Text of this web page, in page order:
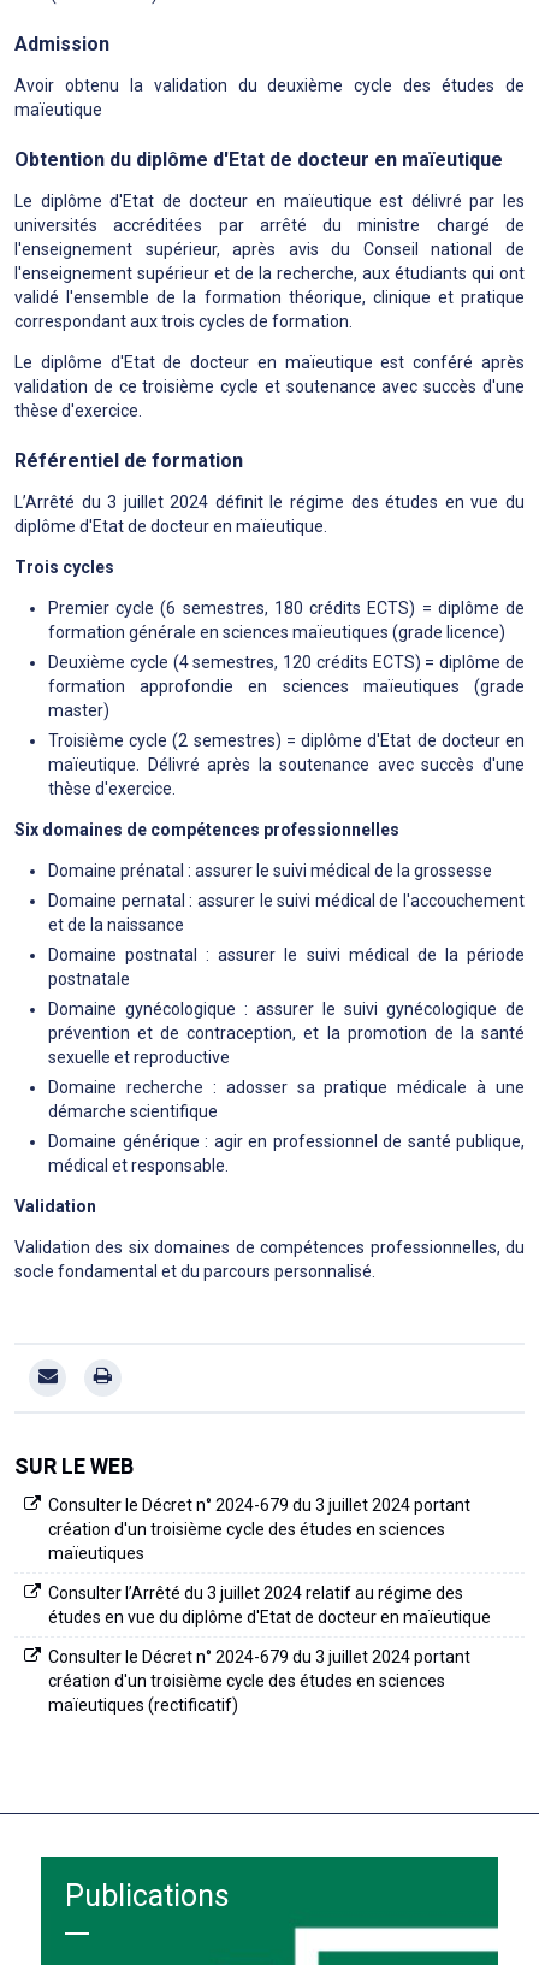
Admission
Avoir obtenu la validation du deuxième cycle des études de
maïeutique
Obtention du diplôme d'Etat de docteur en maïeutique
Le diplôme d'Etat de docteur en maïeutique est délivré par les
universités accréditées par arrêté du ministre chargé de
l'enseignement supérieur, après avis du Conseil national de
l'enseignement supérieur et de la recherche, aux étudiants qui ont
validé l'ensemble de la formation théorique, clinique et pratique
correspondant aux trois cycles de formation.
Le diplôme d'Etat de docteur en maïeutique est conféré après
validation de ce troisième cycle et soutenance avec succès d'une
thèse d'exercice.
Référentiel de formation
L’Arrêté du 3 juillet 2024 définit le régime des études en vue du
diplôme d'Etat de docteur en maïeutique.
Trois cycles
Premier cycle (6 semestres, 180 crédits ECTS) = diplôme de
formation générale en sciences maïeutiques (grade licence)
Deuxième cycle (4 semestres, 120 crédits ECTS) = diplôme de
formation approfondie en sciences maïeutiques (grade
master)
Troisième cycle (2 semestres) = diplôme d'Etat de docteur en
maïeutique. Délivré après la soutenance avec succès d'une
thèse d'exercice.
Six domaines de compétences professionnelles
Domaine prénatal : assurer le suivi médical de la grossesse
Domaine pernatal : assurer le suivi médical de l'accouchement
et de la naissance
Domaine postnatal : assurer le suivi médical de la période
postnatale
Domaine gynécologique : assurer le suivi gynécologique de
prévention et de contraception, et la promotion de la santé
sexuelle et reproductive
Domaine recherche : adosser sa pratique médicale à une
démarche scientifique
Domaine générique : agir en professionnel de santé publique,
médical et responsable.
Validation
Validation des six domaines de compétences professionnelles, du
socle fondamental et du parcours personnalisé.
SUR LE WEB
Consulter le Décret n° 2024-679 du 3 juillet 2024 portant
création d'un troisième cycle des études en sciences
maïeutiques
Consulter l’Arrêté du 3 juillet 2024 relatif au régime des
études en vue du diplôme d'Etat de docteur en maïeutique
Consulter le Décret n° 2024-679 du 3 juillet 2024 portant
création d'un troisième cycle des études en sciences
maïeutiques (rectificatif)
Publications